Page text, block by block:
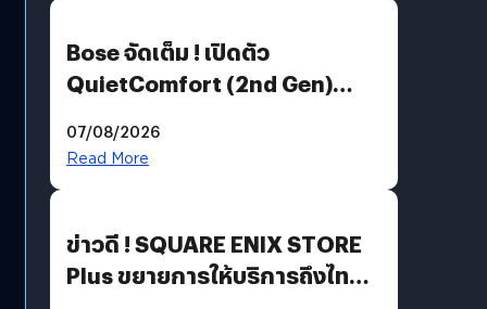
Bose จัดเต็ม ! เปิดตัว
QuietComfort (2nd Gen)
07/08/2026
Read More
ข่าวดี ! SQUARE ENIX STORE
Plus ขยายการให้บริการถึงไทย